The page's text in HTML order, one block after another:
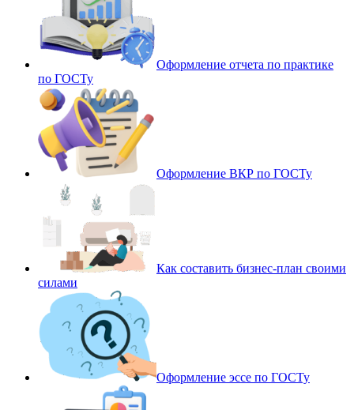
Оформление отчета по практике
по ГОСТу
Оформление ВКР по ГОСТу
Как составить бизнес-план своими
силами
Оформление эссе по ГОСТу